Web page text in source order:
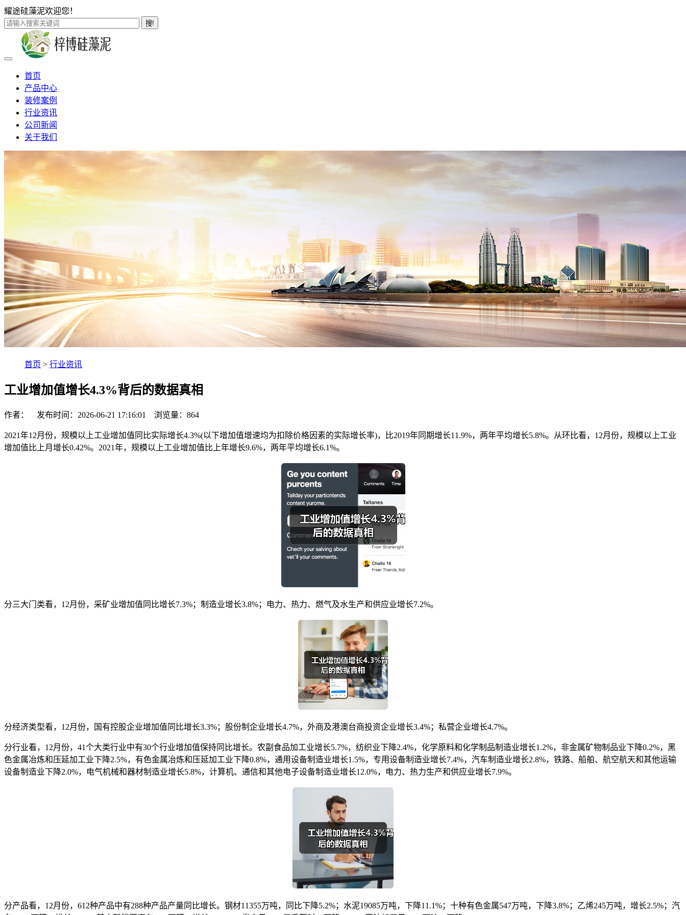
耀途硅藻泥欢迎您！
搜!
首页
产品中心
装修案例
行业资讯
公司新闻
关于我们
首页 > 行业资讯
工业增加值增长4.3%背后的数据真相
作者： 发布时间：2026-06-21 17:16:01 浏览量： 864
2021年12月份，规模以上工业增加值同比实际增长4.3%(以下增加值增速均为扣除价格因素的实际增长率)，比2019年同期增长11.9%，两年平均增长5.8%。从环比看，12月份，规模以上工业
增加值比上月增长0.42%。2021年，规模以上工业增加值比上年增长9.6%，两年平均增长6.1%。
分三大门类看，12月份，采矿业增加值同比增长7.3%；制造业增长3.8%；电力、热力、燃气及水生产和供应业增长7.2%。
分经济类型看，12月份，国有控股企业增加值同比增长3.3%；股份制企业增长4.7%，外商及港澳台商投资企业增长3.4%；私营企业增长4.7%。
分行业看，12月份，41个大类行业中有30个行业增加值保持同比增长。农副食品加工业增长5.7%，纺织业下降2.4%，化学原料和化学制品制造业增长1.2%，非金属矿物制品业下降0.2%，黑
色金属冶炼和压延加工业下降2.5%，有色金属冶炼和压延加工业下降0.8%，通用设备制造业增长1.5%，专用设备制造业增长7.4%，汽车制造业增长2.8%，铁路、船舶、航空航天和其他运输
设备制造业下降2.0%，电气机械和器材制造业增长5.8%，计算机、通信和其他电子设备制造业增长12.0%，电力、热力生产和供应业增长7.9%。
分产品看，12月份，612种产品中有288种产品产量同比增长。钢材11355万吨，同比下降5.2%；水泥19085万吨，下降11.1%；十种有色金属547万吨，下降3.8%；乙烯245万吨，增长2.5%；汽